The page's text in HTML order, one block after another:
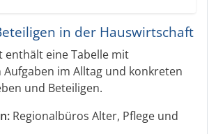
in der Hauswirtschaft
enthält eine Tabelle mit
im Alltag und konkreten
und Beteiligen.
Regionalbüros Alter, Pflege und